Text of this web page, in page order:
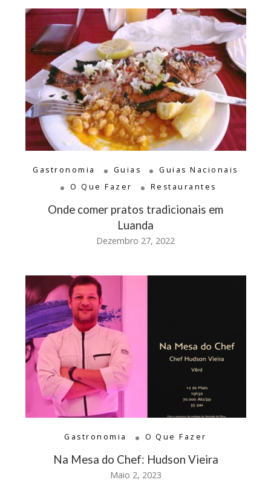
Gastronomia Guias
Guias Nacionais
O Que Fazer
Restaurantes
Onde comer pratos tradicionais em
Luanda
Dezembro 27, 2022
Gastronomia O Que Fazer
Na Mesa do Chef: Hudson Vieira
Maio 2, 2023